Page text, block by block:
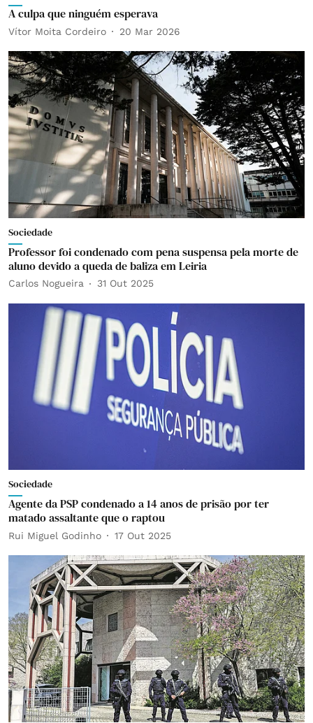
A culpa que ninguém esperava
Vítor Moita Cordeiro 20 Mar 2026
Sociedade
Professor foi condenado com pena suspensa pela morte de
aluno devido a queda de baliza em Leiria
Carlos Nogueira 31 Out 2025
Sociedade
Agente da PSP condenado a 14 anos de prisão por ter
matado assaltante que o raptou
Rui Miguel Godinho 17 Out 2025